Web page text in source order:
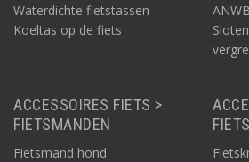
Waterdichte fietstassen
Koeltas op de fiets
ACCESSOIRES FIETS >
FIETSMANDEN
Fietsmand hond